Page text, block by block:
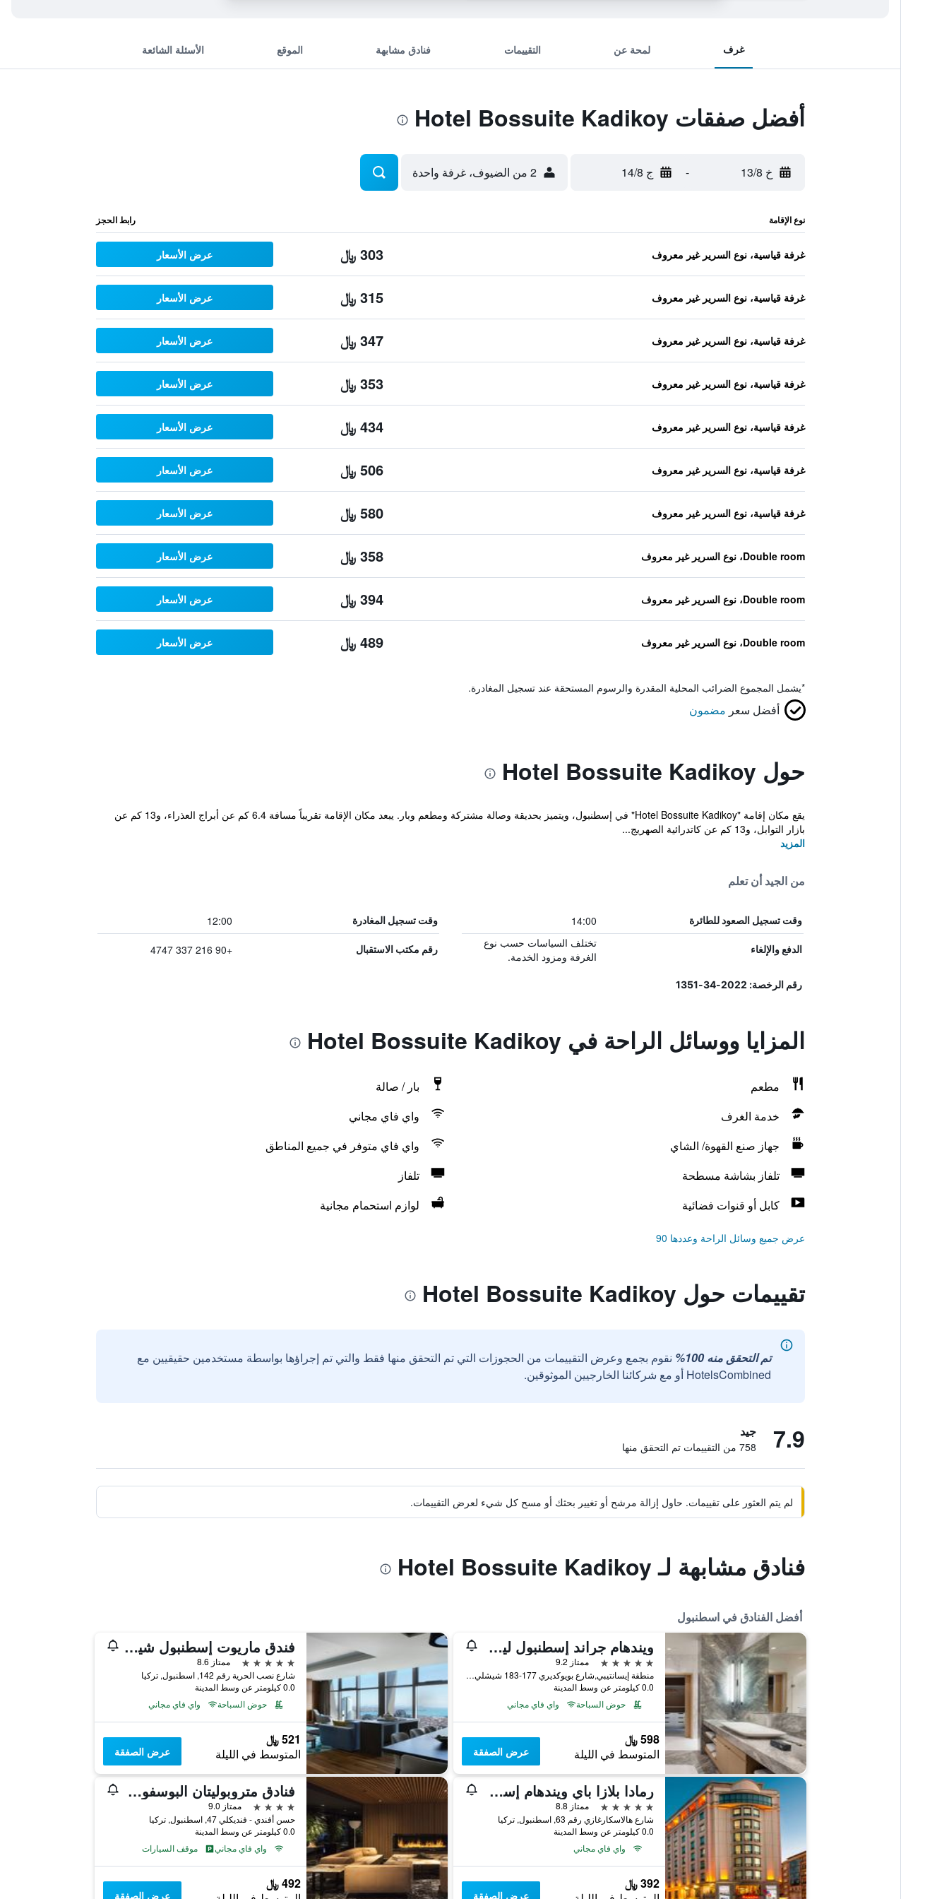
غرف لمحة عن التقييمات فنادق مشابهة الموقع الأسئلة الشائعة
أفضل صفقات Hotel Bossuite Kadikoy
خ 13/8 - ج 14/8 2 من الضيوف، غرفة واحدة
نوع الإقامة رابط الحجز
غرفة قياسية، نوع السرير غير معروف 303 ﷼ عرض الأسعار
غرفة قياسية، نوع السرير غير معروف 315 ﷼ عرض الأسعار
غرفة قياسية، نوع السرير غير معروف 347 ﷼ عرض الأسعار
غرفة قياسية، نوع السرير غير معروف 353 ﷼ عرض الأسعار
غرفة قياسية، نوع السرير غير معروف 434 ﷼ عرض الأسعار
غرفة قياسية، نوع السرير غير معروف 506 ﷼ عرض الأسعار
غرفة قياسية، نوع السرير غير معروف 580 ﷼ عرض الأسعار
Double room، نوع السرير غير معروف 358 ﷼ عرض الأسعار
Double room، نوع السرير غير معروف 394 ﷼ عرض الأسعار
Double room، نوع السرير غير معروف 489 ﷼ عرض الأسعار
*يشمل المجموع الضرائب المحلية المقدرة والرسوم المستحقة عند تسجيل المغادرة.
أفضل سعر مضمون
حول Hotel Bossuite Kadikoy
يقع مكان إقامة "Hotel Bossuite Kadikoy" في إسطنبول، ويتميز بحديقة وصالة مشتركة ومطعم وبار. يبعد مكان الإقامة تقريباً مسافة 6.4 كم عن أبراج العذراء، و13 كم عن
بازار التوابل، و13 كم عن كاتدرائية الصهريج...
المزيد
من الجيد أن تعلم
وقت تسجيل الصعود للطائرة 14:00 وقت تسجيل المغادرة 12:00
الدفع والإلغاء
تختلف السياسات حسب نوع
الغرفة ومزود الخدمة.
رقم مكتب الاستقبال +90 216 337 4747
رقم الرخصة: 2022-34-1351
المزايا ووسائل الراحة في Hotel Bossuite Kadikoy
مطعم
بار / صالة
خدمة الغرف
واي فاي مجاني
جهاز صنع القهوة/ الشاي
واي فاي متوفر في جميع المناطق
تلفاز بشاشة مسطحة
تلفاز
كابل أو قنوات فضائية
لوازم استحمام مجانية
عرض جميع وسائل الراحة وعددها 90
تقييمات حول Hotel Bossuite Kadikoy
تم التحقق منه 100%
نقوم بجمع وعرض التقييمات من الحجوزات التي تم التحقق منها فقط والتي تم إجراؤها بواسطة مستخدمين حقيقيين مع
HotelsCombined أو مع شركائنا الخارجيين الموثوقين.
7.9 جيد
758 من التقييمات تم التحقق منها
لم يتم العثور على تقييمات. حاول إزالة مرشح أو تغيير بحثك أو مسح كل شيء لعرض التقييمات.
فنادق مشابهة لـ Hotel Bossuite Kadikoy
أفضل الفنادق في اسطنبول
ويندهام جراند إسطنبول ليفينت
5 نجوم
ممتاز 9.2
منطقة إيسانتيبي,شارع بويوكديري 177-183 شيشلي, اسطنبول, تركيا
0.0 كيلومتر عن وسط المدينة
حوض السباحة
واي فاي مجاني
598 ﷼
المتوسط في الليلة عرض الصفقة
فندق ماريوت إسطنبول شيشلي
5 نجوم
ممتاز 8.6
شارع نصب الحرية رقم 142, اسطنبول, تركيا
0.0 كيلومتر عن وسط المدينة
حوض السباحة
واي فاي مجاني
521 ﷼
المتوسط في الليلة عرض الصفقة
رمادا بلازا باي ويندهام إسطنبول سيتي سنتر
5 نجوم
ممتاز 8.8
شارع هالاسكارغازي رقم 63, اسطنبول, تركيا
0.0 كيلومتر عن وسط المدينة
واي فاي مجاني
392 ﷼
عرض الصفقة
فنادق متروبوليتان البوسفور - فئة خاصة
4 نجوم
ممتاز 9.0
حسن أفندي - فنديكلي 47, اسطنبول, تركيا
0.0 كيلومتر عن وسط المدينة
واي فاي مجاني
موقف السيارات
492 ﷼
عرض الصفقة